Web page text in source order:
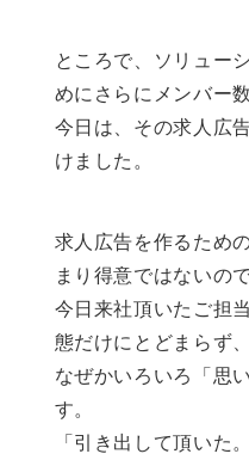
ところで、ソリュー
めにさらにメンバー
今日は、その求人広
けました。
求人広告を作るため
まり得意ではないので
今日来社頂いたご担
態だけにとどまらず、
なぜかいろいろ「思
す。
「引き出して頂いた